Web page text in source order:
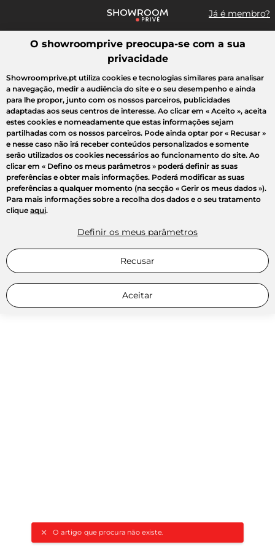
Já é membro?
Pesquisar uma marca, um artigo, uma venda...
O artigo que procura não existe.
Todas as vendas Moda Desporto Casa Criança Beleza
O showroomprive preocupa-se com a sua
privacidade
Showroomprive.pt utiliza cookies e tecnologias similares para analisar
a navegação, medir a audiência do site e o seu desempenho e ainda
para lhe propor, junto com os nossos parceiros, publicidades
adaptadas aos seus centros de interesse. Ao clicar em « Aceito », aceita
estes cookies e nomeadamente que estas informações sejam
partilhadas com os nossos parceiros. Pode ainda optar por « Recusar »
e nesse caso não irá receber conteúdos personalizados e somente
serão utilizados os cookies necessários ao funcionamento do site. Ao
clicar em « Defino os meus parâmetros » poderá definir as suas
preferências e obter mais informações. Poderá modificar as suas
preferências a qualquer momento (na secção « Gerir os meus dados »).
Para mais informações sobre a recolha dos dados e o seu tratamento
clique aqui.
Definir os meus parâmetros
Recusar
Aceitar